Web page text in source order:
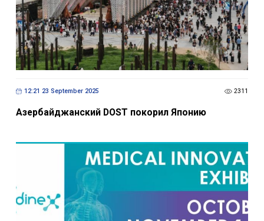
12:21 23 September 2025 2311
Азербайджанский DOST покорил Японию